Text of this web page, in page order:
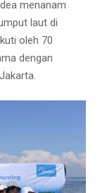
menanam
laut di
oleh 70
dengan